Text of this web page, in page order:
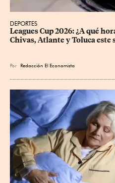
DEPORTES
Leagues Cup 2026: ¿A qué
Chivas, Atlante y Toluca este
Por Redacción El Economista